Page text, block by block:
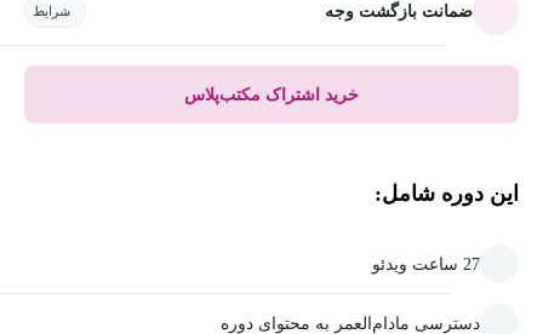
ضمانت بازگشت وجه شرایط
خرید اشتراک مکتب‌پلاس
این دوره شامل:
27 ساعت ویدئو
دسترسی مادام‌العمر به محتوای دوره